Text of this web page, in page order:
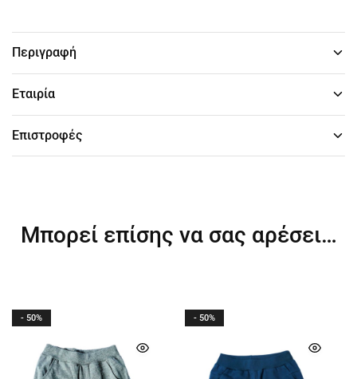
Περιγραφή
Εταιρία
Επιστροφές
Μπορεί επίσης να σας αρέσει…
- 50% - 50%